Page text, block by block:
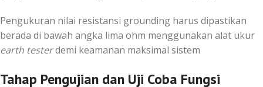
Pengukuran nilai resistansi grounding harus dipastikan
berada di bawah angka lima ohm menggunakan alat ukur
earth testerdemi keamanan maksimal sistem
Tahap Pengujian dan Uji Coba Fungsi